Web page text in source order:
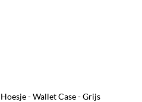
- Wallet Case - Grijs